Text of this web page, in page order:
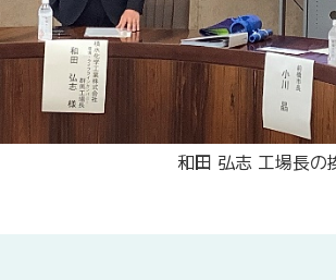
和田 弘志 工場長の